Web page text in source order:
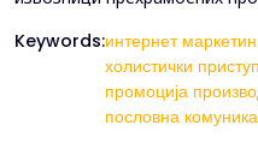
Keywords:интернет
холистички
промоција
пословна